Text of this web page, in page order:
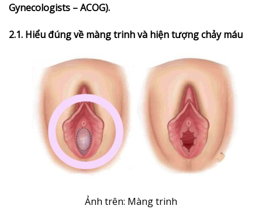
Gynecologists – ACOG).
2.1. Hiểu đúng về màng trinh và hiện tượng chảy máu
Ảnh trên: Màng trinh